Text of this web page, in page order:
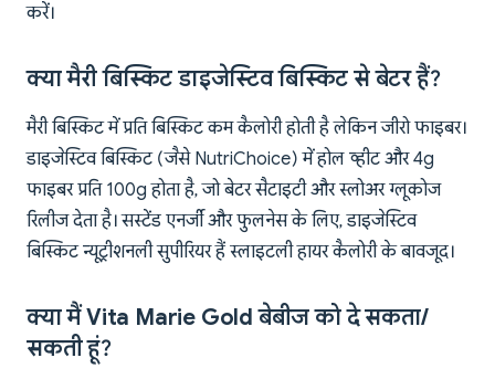
करें।
क्या मैरी बिस्किट डाइजेस्टिव बिस्किट से बेटर हैं?
मैरी बिस्किट में प्रति बिस्किट कम कैलोरी होती है लेकिन जीरो फाइबर।
डाइजेस्टिव बिस्किट (जैसे NutriChoice) में होल व्हीट और 4g
फाइबर प्रति 100g होता है, जो बेटर सैटाइटी और स्लोअर ग्लूकोज
रिलीज देता है। सस्टेंड एनर्जी और फुलनेस के लिए, डाइजेस्टिव
बिस्किट न्यूट्रीशनली सुपीरियर हैं स्लाइटली हायर कैलोरी के बावजूद।
क्या मैं Vita Marie Gold बेबीज को दे सकता/
सकती हूं?